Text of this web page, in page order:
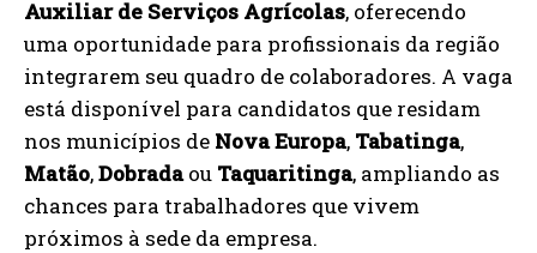
Auxiliar de Serviços Agrícolas, oferecendo
uma oportunidade para profissionais da região
integrarem seu quadro de colaboradores. A vaga
está disponível para candidatos que residam
nos municípios de Nova Europa, Tabatinga,
Matão,Dobradaou Taquaritinga, ampliando as
chances para trabalhadores que vivem
próximos à sede da empresa.